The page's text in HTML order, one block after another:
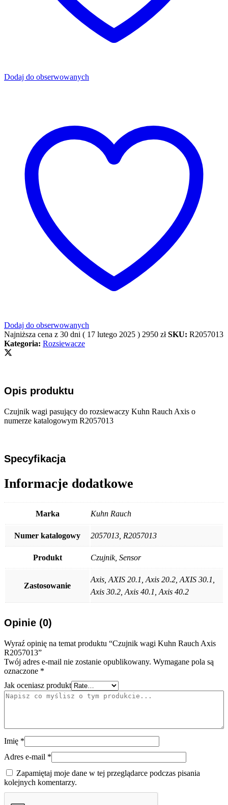
Dodaj do obserwowanych
Dodaj do obserwowanych
Najniższa cena z 30 dni ( 17 lutego 2025 ) 2950 zł SKU: R2057013
Kategoria: Rozsiewacze
Opis produktu
Czujnik wagi pasujący do rozsiewaczy Kuhn Rauch Axis o
numerze katalogowym R2057013
Specyfikacja
Informacje dodatkowe
Marka Kuhn Rauch
Numer katalogowy 2057013, R2057013
Produkt Czujnik, Sensor
Zastosowanie
Axis, AXIS 20.1, Axis 20.2, AXIS 30.1,
Axis 30.2, Axis 40.1, Axis 40.2
Opinie (0)
Wyraź opinię na temat produktu “Czujnik wagi Kuhn Rauch Axis
R2057013”
Twój adres e-mail nie zostanie opublikowany. Wymagane pola są
oznaczone *
Jak oceniasz produkt
Imię *
Adres e-mail *
Zapamiętaj moje dane w tej przeglądarce podczas pisania
kolejnych komentarzy.